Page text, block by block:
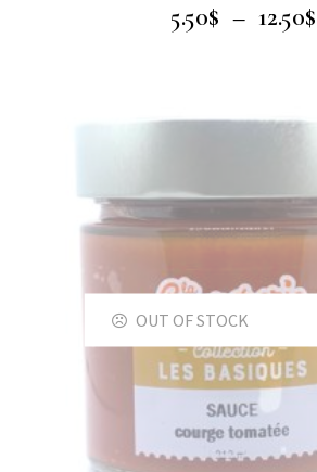
5.50$ – 12.50$
OUT OF STOCK